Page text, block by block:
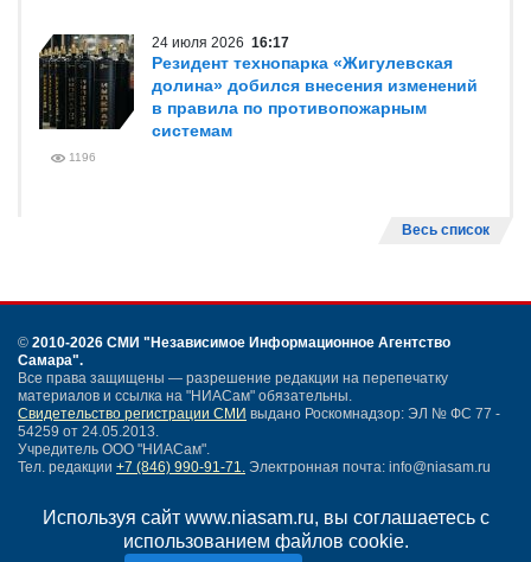
Используя сайт www.niasam.ru, вы соглашаетесь с
использованием файлов cookie.
24 июля 2026 16:17
Резидент технопарка «Жигулевская
долина» добился внесения изменений
в правила по противопожарным
системам
1196
Весь список
© 2010-2026 СМИ "Независимое Информационное Агентство
Самара".
Все права защищены — разрешение редакции на перепечатку
материалов и ссылка на "НИАСам" обязательны.
Свидетельство регистрации СМИ выдано Роскомнадзор: ЭЛ № ФС 77 -
54259 от 24.05.2013.
Учредитель ООО "НИАСам".
Тел. редакции +7 (846) 990-91-71. Электронная почта: info@niasam.ru
Карта сайта
Нашли ошибку?